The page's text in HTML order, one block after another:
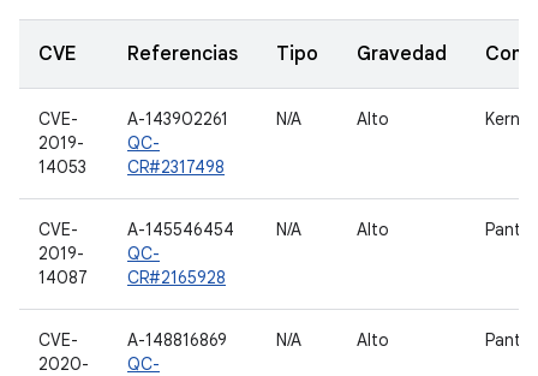
CVE Referencias Tipo Gravedad
CVE-
2019-
14053
A-143902261
QC-
CR#2317498
N/A Alto Kernel
CVE-
2019-
14087
A-145546454
QC-
CR#2165928
N/A Alto
CVE-
2020-
A-148816869
QC-
N/A Alto